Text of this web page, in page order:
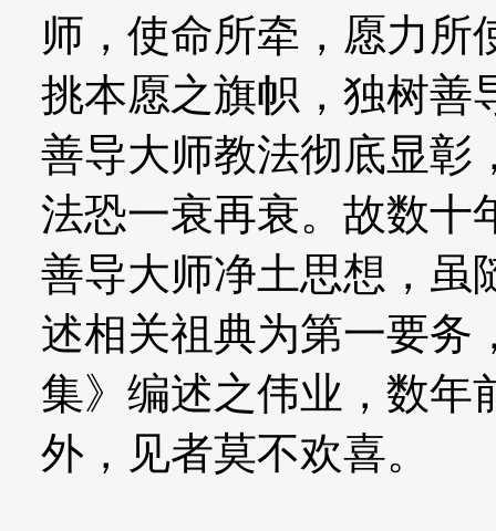
师，使命所牵，愿力所
挑本愿之旗帜，独树善
善导大师教法彻底显彰
法恐一衰再衰。故数十
善导大师净土思想，虽
述相关祖典为第一要务
集》编述之伟业，数年
外，见者莫不欢喜。